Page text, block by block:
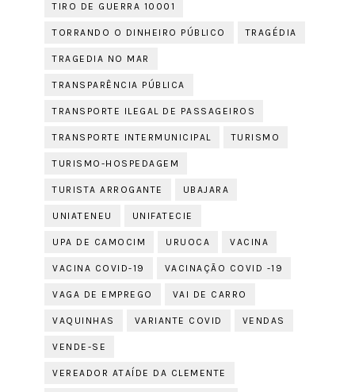
TIRO DE GUERRA 10001
TORRANDO O DINHEIRO PÚBLICO TRAGÉDIA
TRAGEDIA NO MAR
TRANSPARÊNCIA PÚBLICA
TRANSPORTE ILEGAL DE PASSAGEIROS
TRANSPORTE INTERMUNICIPAL TURISMO
TURISMO-HOSPEDAGEM
TURISTA ARROGANTE UBAJARA
UNIATENEU UNIFATECIE
UPA DE CAMOCIM URUOCA VACINA
VACINA COVID-19 VACINAÇÃO COVID -19
VAGA DE EMPREGO VAI DE CARRO
VAQUINHAS VARIANTE COVID VENDAS
VENDE-SE
VEREADOR ATAÍDE DA CLEMENTE